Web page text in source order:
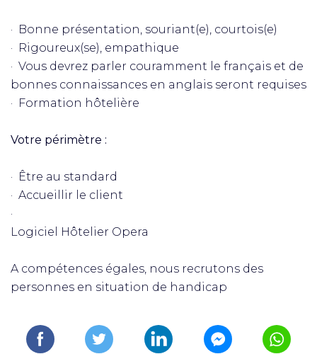
· Bonne présentation, souriant(e), courtois(e)
· Rigoureux(se), empathique
· Vous devrez parler couramment le français et de
bonnes connaissances en anglais seront requises
· Formation hôtelière
Votre périmètre :
· Être au standard
· Accueillir le client
·
Logiciel Hôtelier Opera
A compétences égales, nous recrutons des
personnes en situation de handicap